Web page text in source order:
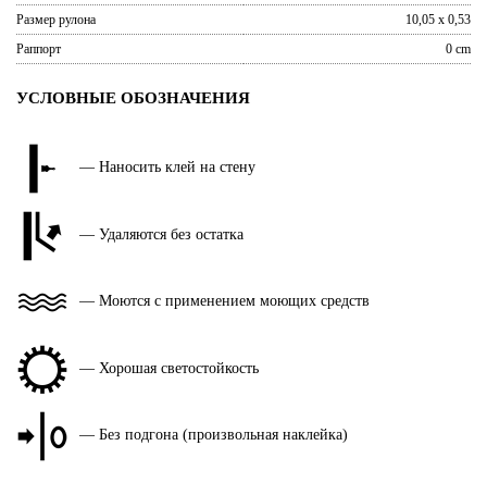
Размер рулона
10,05 x 0,53
Раппорт
0 cm
УСЛОВНЫЕ ОБОЗНАЧЕНИЯ
— Наносить клей на стену
— Удаляются без остатка
— Моются с применением моющих средств
— Хорошая светостойкость
— Без подгона (произвольная наклейка)